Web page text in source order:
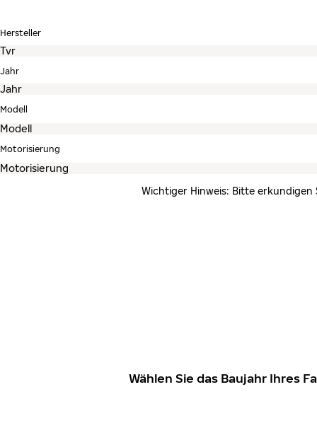
Hersteller
Jahr
Modell
Motorisierung
Wichtiger Hinweis: Bitte
Wählen Sie das Baujahr Ihres